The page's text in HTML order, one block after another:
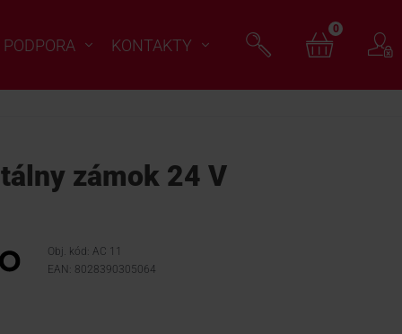
PODPORA KONTAKTY
0
zámok 24 V
Obj. kód: AC 11
EAN: 8028390305064